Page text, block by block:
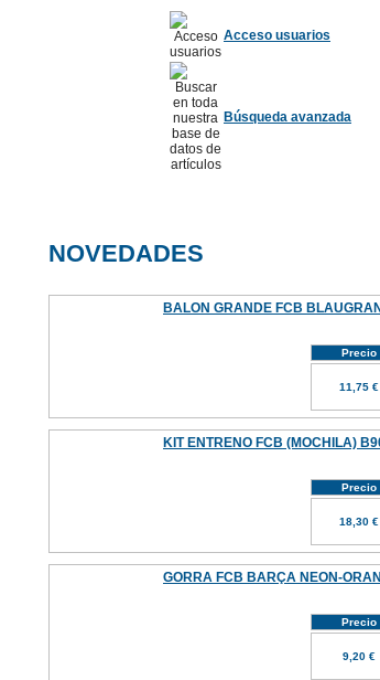
Acceso usuarios
Búsqueda avanzada
NOVEDADES
BALON GRANDE FCB
Precio
11,75 €
KIT ENTRENO FCB (MOCHILA)
Precio
18,30 €
GORRA FCB BARÇA NEON-
Precio
9,20 €